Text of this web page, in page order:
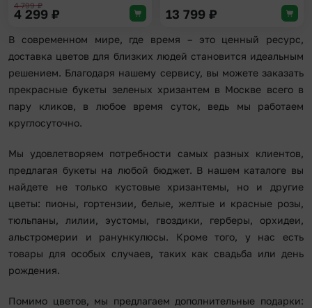
4 799₽
4 299 ₽ 13 799 ₽
В современном мире, где время – это ценный ресурс,
доставка цветов для близких людей становится идеальным
решением. Благодаря нашему сервису, вы можете заказать
прекрасные букеты зеленых хризантем в Москве всего в
пару кликов, в любое время суток, ведь мы работаем
круглосуточно.
Мы удовлетворяем потребности самых разных клиентов,
предлагая букеты на любой бюджет. В нашем каталоге вы
найдете не только кустовые хризантемы, но и другие
цветы: пионы, гортензии, белые, желтые и красные розы,
тюльпаны, лилии, эустомы, гвоздики, герберы, орхидеи,
альстромерии и ранункулюсы. Кроме того, у нас есть
товары для особых случаев, таких как свадьба или день
рождения.
Помимо цветов, мы предлагаем дополнительные подарки: